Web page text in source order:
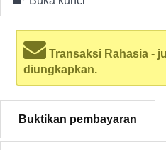
Transaksi Rahasia -
diungkapkan.
Buktikan pembayaran